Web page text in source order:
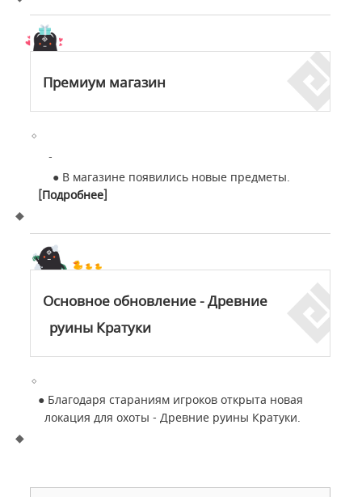
Премиум магазин
● В магазине появились новые предметы.
[Подробнее]
Основное обновление - Древние
руины Кратуки
● Благодаря стараниям игроков открыта новая
локация для охоты - Древние руины Кратуки.